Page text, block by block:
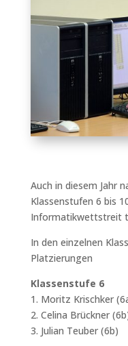
Auch in diesem Jahr
Klassenstufen 6 bis
Informatikwettstreit
In den einzelnen
Platzierungen
Klassenstufe 6
1. Moritz Krischker
2. Celina Brückner
3. Julian Teuber (6b)